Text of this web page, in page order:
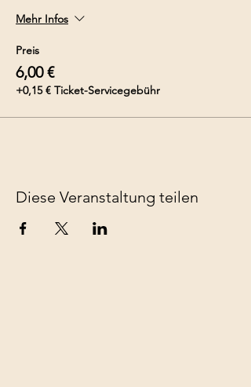
Mehr Infos
Preis
6,00 €
+0,15 € Ticket-Servicegebühr
Diese Veranstaltung teilen